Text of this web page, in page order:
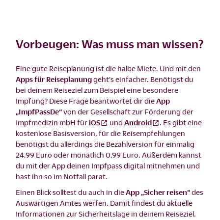
Vorbeugen: Was muss man wissen?
Eine gute Reiseplanung ist die halbe Miete. Und mit den
Apps für Reiseplanunggeht's einfacher. Benötigst du
bei deinem Reiseziel zum Beispiel eine besondere
Impfung? Diese Frage beantwortet dir die App
„ImpfPassDe“von der Gesellschaft zur Förderung der
Impfmedizin mbH für iOS und Android
. Es gibt eine
kostenlose Basisversion, für die Reisempfehlungen
benötigst du allerdings die Bezahlversion für einmalig
24,99 Euro oder monatlich 0,99 Euro. Außerdem kannst
du mit der App deinen Impfpass digital mitnehmen und
hast ihn so im Notfall parat.
Einen Blick solltest du auch in die App „Sicher reisen“des
Auswärtigen Amtes werfen. Damit findest du aktuelle
Informationen zur Sicherheitslage in deinem Reiseziel.